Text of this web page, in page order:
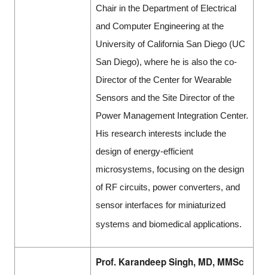
Chair in the Department of Electrical
and Computer Engineering at the
University of California San Diego (UC
San Diego), where he is also the co-
Director of the Center for Wearable
Sensors and the Site Director of the
Power Management Integration Center.
His research interests include the
design of energy-efficient
microsystems, focusing on the design
of RF circuits, power converters, and
sensor interfaces for miniaturized
systems and biomedical applications.
Prof. Karandeep Singh, MD, MMSc